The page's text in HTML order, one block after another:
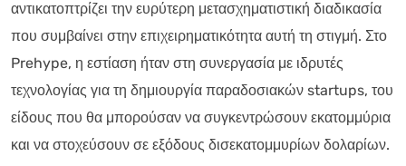
αντικατοπτρίζει την ευρύτερη μετασχηματιστική διαδικασία
που συμβαίνει στην επιχειρηματικότητα αυτή τη στιγμή. Στο
Prehype, η εστίαση ήταν στη συνεργασία με ιδρυτές
τεχνολογίας για τη δημιουργία παραδοσιακών startups, του
είδους που θα μπορούσαν να συγκεντρώσουν εκατομμύρια
και να στοχεύσουν σε εξόδους δισεκατομμυρίων δολαρίων.